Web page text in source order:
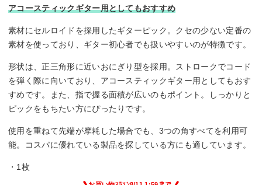
アコースティックギター用としてもおすすめ
素材にセルロイドを採用したギターピック。クセの少ない定番の
素材を使っており、ギター初心者でも扱いやすいのが特徴です。
形状は、正三角形に近いおにぎり型を採用。ストロークでコード
を弾く際に向いており、アコースティックギター用としてもおす
すめです。また、指で握る面積が広いのもポイント。しっかりと
ピックをもちたい方にぴったりです。
使用を重ねて先端が摩耗した場合でも、3つの角すべてを利用可
能。コスパに優れている製品を探している方にも適しています。
・1枚